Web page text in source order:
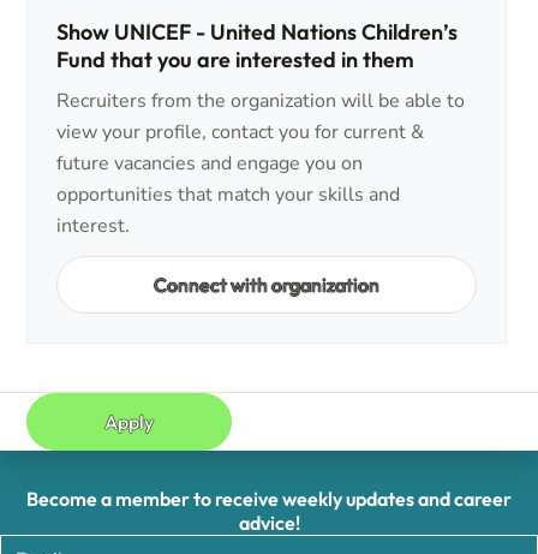
Show UNICEF - United Nations Children’s
Fund that you are interested in them
Recruiters from the organization will be able to
view your profile, contact you for current &
future vacancies and engage you on
opportunities that match your skills and
interest.
Connect with organization
Apply
Become a member to receive weekly updates and career
advice!